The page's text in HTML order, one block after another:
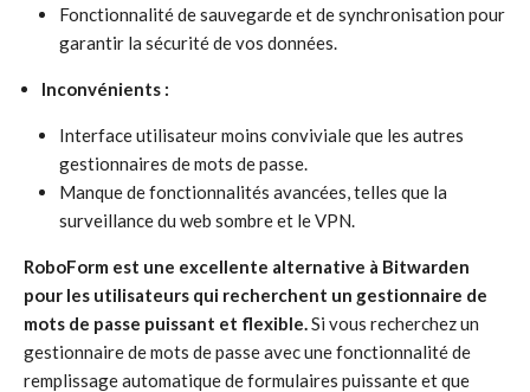
Fonctionnalité de sauvegarde et de synchronisation pour
garantir la sécurité de vos données.
Inconvénients :
Interface utilisateur moins conviviale que les autres
gestionnaires de mots de passe.
Manque de fonctionnalités avancées, telles que la
surveillance du web sombre et le VPN.
RoboForm est une excellente alternative à Bitwarden
pour les utilisateurs qui recherchent un gestionnaire de
mots de passe puissant et flexible.Si vous recherchez un
gestionnaire de mots de passe avec une fonctionnalité de
remplissage automatique de formulaires puissante et que